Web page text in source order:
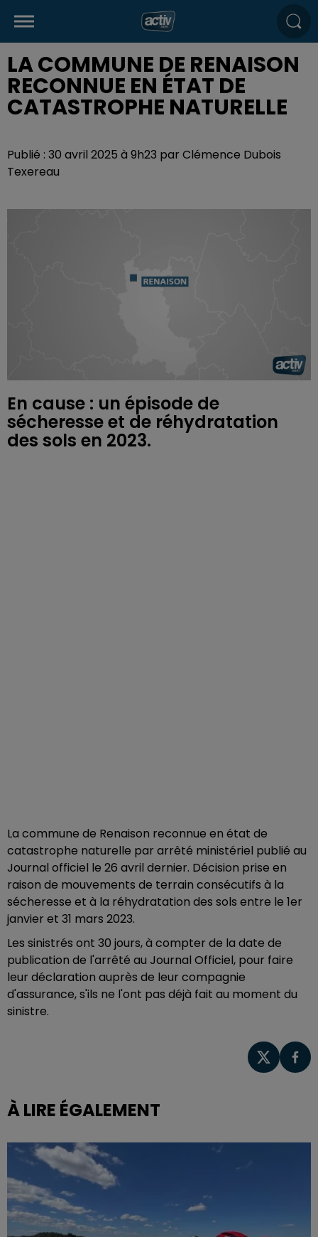
LA COMMUNE DE RENAISON
RECONNUE EN ÉTAT DE
CATASTROPHE NATURELLE
Publié : 30 avril 2025 à 9h23 par Clémence Dubois
Texereau
En cause : un épisode de
sécheresse et de réhydratation
des sols en 2023.
La commune de Renaison reconnue en état de
catastrophe naturelle par arrêté ministériel publié au
Journal officiel le 26 avril dernier. Décision prise en
raison de mouvements de terrain consécutifs à la
sécheresse et à la réhydratation des sols entre le 1er
janvier et 31 mars 2023.
Les sinistrés ont 30 jours, à compter de la date de
publication de l'arrêté au Journal Officiel, pour faire
leur déclaration auprès de leur compagnie
d'assurance, s'ils ne l'ont pas déjà fait au moment du
sinistre.
À LIRE ÉGALEMENT